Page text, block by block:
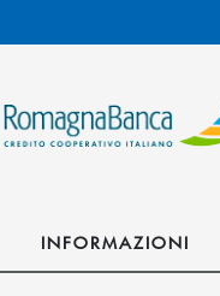
INFORMAZIONI